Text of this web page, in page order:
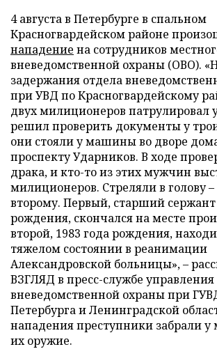
4 августа в Петербурге в спальном
Красногвардейском районе
нападение на сотрудников
вневедомственной охраны (ОВО).
задержания отдела
при УВД по Красногвардейскому
двух милиционеров патрулировал
решил проверить документы у
они стояли у машины во дворе
проспекту Ударников. В ходе
драка, и кто-то из этих мужчин
милиционеров. Стреляли в голову
второму. Первый, старший сержант
рождения, скончался на месте
второй, 1983 года рождения,
тяжелом состоянии в реанимации
Александровской больницы», –
ВЗГЛЯД в пресс-службе управления
вневедомственной охраны при
Петербурга и Ленинградской
нападения преступники забрали
их оружие.